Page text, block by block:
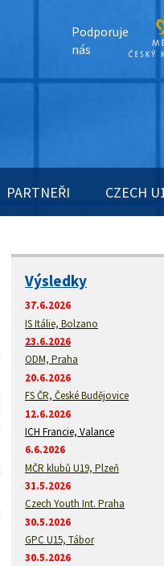
Podporuje
nás
PARTNEŘI CZECH
Výsledky
37.6.2026
IS Itálie, Bolzano
23.6.2026
ODM, Praha
20.6.2026
FS ČR, České Budějovice
12.6.2026
ICH Francie, Valance
6.6.2026
MČR klubů U19, Plzeň
31.5.2026
Czech Youth Int. Praha
30.5.2026
GPC U15, Tábor
30.5.2026